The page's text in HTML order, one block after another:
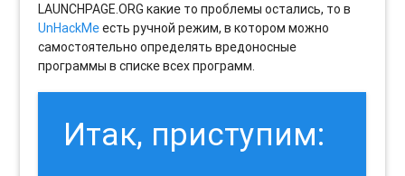
LAUNCHPAGE.ORG какие то проблемы остались, то в
UnHackMeесть ручной режим, в котором можно
самостоятельно определять вредоносные
программы в списке всех программ.
Итак, приступим: